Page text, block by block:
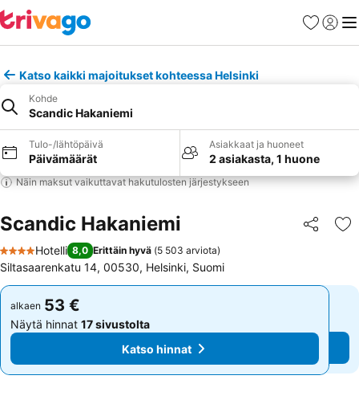
Suosikit
Katso kaikki majoitukset kohteessa Helsinki
Kohde
Scandic Hakaniemi
Tulo-/lähtöpäivä
Päivämäärät
Asiakkaat ja huoneet
2 asiakasta, 1 huone
Näin maksut vaikuttavat hakutulosten järjestykseen
Scandic Hakaniemi Jaa
4 Tähtiluokitus
Hotelli 8,0 Erittäin hyvä (5 503 arviota)
Siltasaarenkatu 14, 00530, Helsinki, Suomi
alkaen 53 €
Näytä hinnat 17 sivustolta
Katso hinnat
alkaen 53 €
Näytä hinnat 17 sivustolta
Katso hinnat